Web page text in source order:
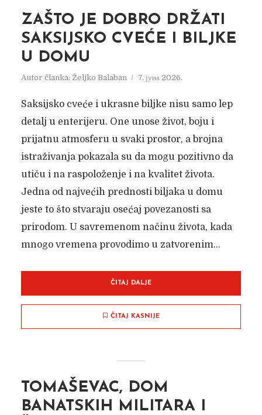
ZAŠTO JE DOBRO DRŽATI
SAKSIJSKO CVEĆE I BILJKE
U DOMU
Autor članka: Željko Balaban 7. јуна 2026.
Saksijsko cveće i ukrasne biljke nisu samo lep
detalj u enterijeru. One unose život, boju i
prijatnu atmosferu u svaki prostor, a brojna
istraživanja pokazala su da mogu pozitivno da
utiču i na raspoloženje i na kvalitet života.
Jedna od najvećih prednosti biljaka u domu
jeste to što stvaraju osećaj povezanosti sa
prirodom. U savremenom načinu života, kada
mnogo vremena provodimo u zatvorenim...
ČITAJ DALJE
ČITAJ KASNIJE
TOMAŠEVAC, DOM
BANATSKIH MILITARA I